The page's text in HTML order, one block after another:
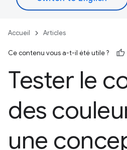
Accueil Articles
Ce contenu vous a-t-il été utile ?
Tester le
des
une